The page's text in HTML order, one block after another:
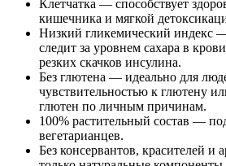
Клетчатка — способствует
кишечника и мягкой
Низкий гликемический индекс
следит за уровнем сахара в
резких скачков инсулина.
Без глютена — идеально для
чувствительностью к глютену
глютен по личным причинам.
100% растительный состав —
вегетарианцев.
Без консервантов, красителей и